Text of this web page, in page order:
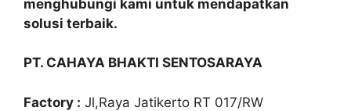
menghubungi kami untuk mendapatkan
solusi terbaik.
PT. CAHAYA BHAKTI SENTOSARAYA
Factory : Jl,Raya Jatikerto RT 017/RW